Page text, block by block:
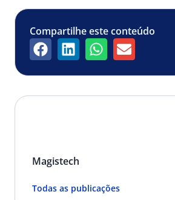
Compartilhe este conteúdo
Magistech
Todas as publicações